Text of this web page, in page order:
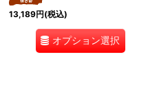
13,189円(税込)
オプション選択